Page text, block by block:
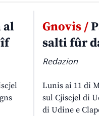
al
Gnovis /
salti fûr
Redazion
Lunis ai 11 di
sul Cjiscjel di
di Udine e